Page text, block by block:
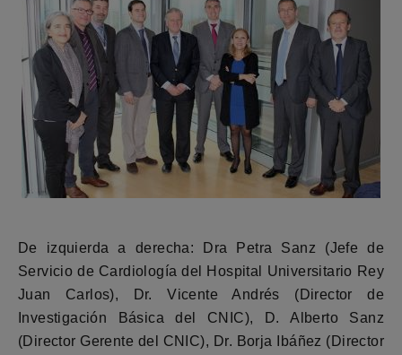
De izquierda a derecha: Dra Petra Sanz (Jefe de
Servicio de Cardiología del Hospital Universitario Rey
Juan Carlos), Dr. Vicente Andrés (Director de
Investigación Básica del CNIC), D. Alberto Sanz
(Director Gerente del CNIC), Dr. Borja Ibáñez (Director